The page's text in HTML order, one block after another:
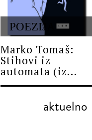
POEZIJA
Marko Tomaš:
Stihovi iz
automata (iz...
aktuelno